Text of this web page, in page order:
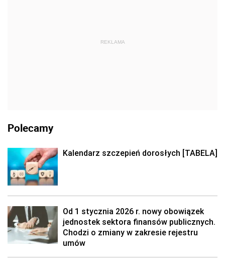
REKLAMA
Polecamy
Kalendarz szczepień dorosłych [TABELA]
Od 1 stycznia 2026 r. nowy obowiązek
jednostek sektora finansów publicznych.
Chodzi o zmiany w zakresie rejestru
umów